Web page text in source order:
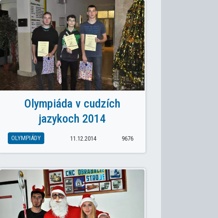
FINANČNÁ GRAMOTNOSŤ = FINANČNÁ SLOBODA
Olympiáda v cudzích
jazykoch 2014
OLYMPIÁDY 11.12.2014 9676